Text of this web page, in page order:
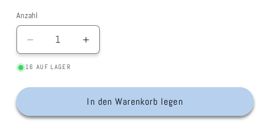
Anzahl
Verringere
die
Menge
Gewürzmischung
&quot;Marokkanische
Tajine&quot;
Erhöhe
die
Gewürzmischung
&quot;Marokkanische
Tajine&quot;
16 AUF LAGER
In den Warenkorb legen